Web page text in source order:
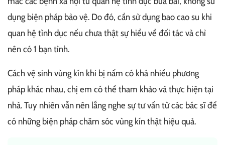
dụng biện pháp bảo vệ. Do đó, cần sử dụng bao cao su khi
quan hệ tình dục nếu chưa thật sự hiểu về đối tác và chỉ
nên có 1 bạn tình.
Cách vệ sinh vùng kín khi bị nấm có khá nhiều phương
pháp khác nhau, chị em có thể tham khảo và thực hiện tại
nhà. Tuy nhiên vẫn nên lắng nghe sự tư vấn từ các bác sĩ để
có những biện pháp chăm sóc vùng kín thật hiệu quả.